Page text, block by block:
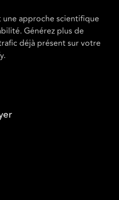
approche scientifique
Générez plus de
déjà présent sur votre